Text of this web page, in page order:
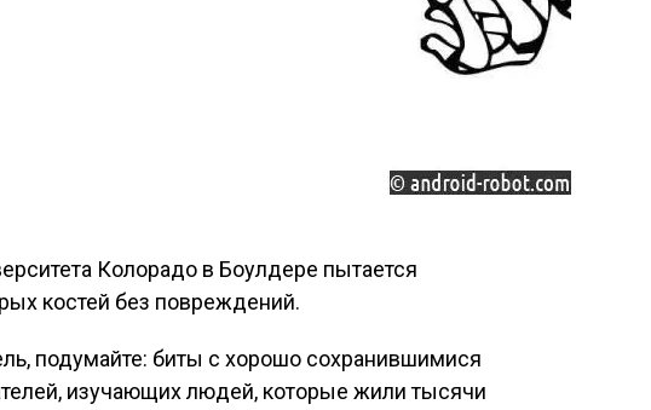
Колорадо в Боулдере пытается
костей без повреждений.
подумайте: биты с хорошо сохранившимися
изучающих людей, которые жили тысячи